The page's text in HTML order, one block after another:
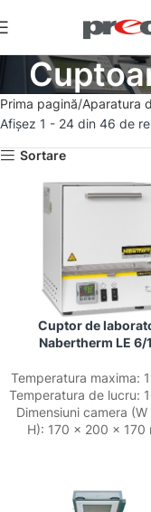
Prima pagină Aparatura
Afișez 1 - 24 din 46 de
Sortare
Cuptor de
Nabertherm LE 6/
Temperatura maxima:
Temperatura de lucru:
Dimensiuni camera (W
H): 170 x 200 x 170